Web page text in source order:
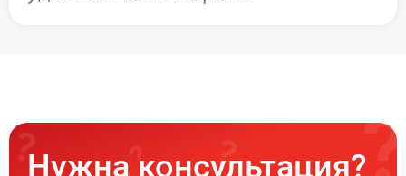
Нужна консультация?